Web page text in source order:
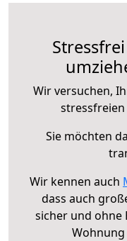
Wir versuchen,
Sie möchten
Wir kennen auch
dass auch
sicher und ohne